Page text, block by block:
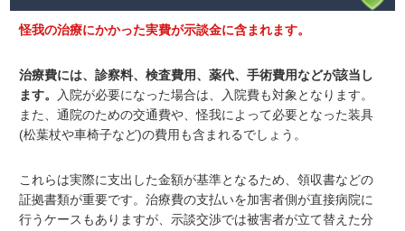
怪我の治療にかかった実費が示談金に含まれます。
治療費には、診察料、検査費用、薬代、手術費用などが該当し
ます。
入院が必要になった場合は、入院費も対象となります。
また、通院のための交通費や、怪我によって必要となった装具
(松葉杖や車椅子など)の費用も含まれるでしょう。
これらは実際に支出した金額が基準となるため、領収書などの
証拠書類が重要です。治療費の支払いを加害者側が直接病院に
行うケースもありますが、示談交渉では被害者が立て替えた分